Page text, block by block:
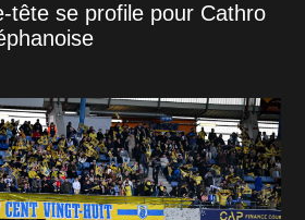
tête se profile pour Cathro